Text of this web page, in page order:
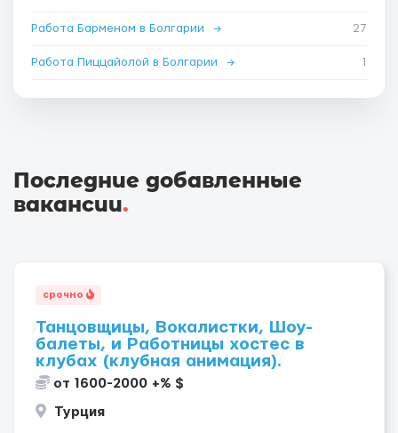
Работа Барменом в Болгарии → 27
Работа Пиццайолой в Болгарии → 1
Последние добавленные
вакансии.
срочно
Танцовщицы, Вокалистки, Шоу-
балеты, и Работницы хостес в
клубах (клубная анимация).
от 1600-2000 +% $
Турция